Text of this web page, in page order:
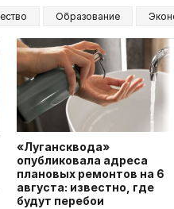
Образование
«Лугансквода»
опубликовала адреса
плановых ремонтов на 6
августа: известно, где
будут перебои